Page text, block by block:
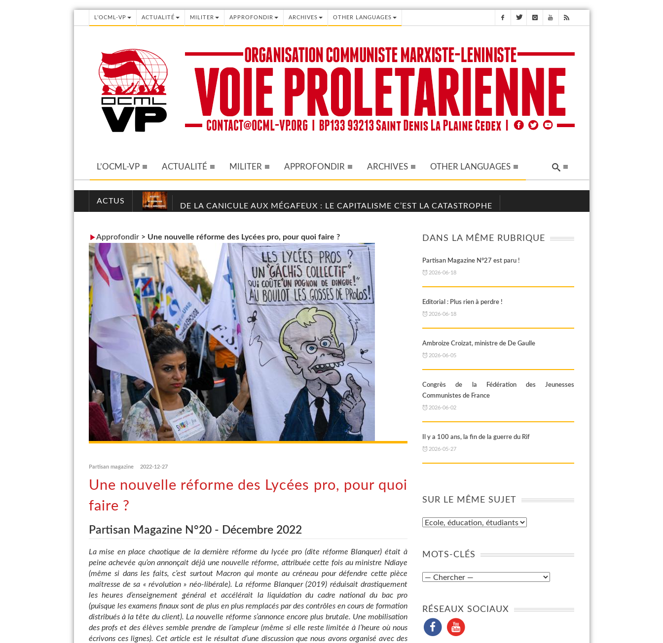
L’OCML-VP ACTUALITÉ MILITER APPROFONDIR ARCHIVES OTHER LANGUAGES
L’OCML-VP ACTUALITÉ MILITER APPROFONDIR ARCHIVES OTHER LANGUAGES
ACTUS
DE LA CANICULE AUX MÉGAFEUX : LE CAPITALISME C’EST LA CATASTROPHE
Approfondir> Une nouvelle réforme des Lycées pro, pour quoi faire ?
Partisan magazine 2022-12-27
Une nouvelle réforme des Lycées pro, pour quoi
faire ?
Partisan Magazine N°20 - Décembre 2022
La mise en place chaotique de la dernière réforme du lycée pro (dite réforme Blanquer) était à
peine achevée qu’on annonçait déjà une nouvelle réforme, attribuée cette fois au ministre Ndiaye
(même si dans les faits, c’est surtout Macron qui monte au créneau pour défendre cette pièce
maîtresse de sa « révolution » néo-libérale). La réforme Blanquer (2019) réduisait drastiquement
les heures d’enseignement général et accélérait la liquidation du cadre national du bac pro
(puisque les examens finaux sont de plus en plus remplacés par des contrôles en cours de formation
distribués à la tête du client). La nouvelle réforme s’annonce encore plus brutale. Une mobilisation
des profs et des élèves semble prendre de l’ampleur (même si elle reste limitée à l’heure où nous
écrivons ces lignes). Cet article est le résultat d’une discussion que nous avons organisé avec des
DANS LA MÊME RUBRIQUE
Partisan Magazine N°27 est paru !
2026-06-18
Editorial : Plus rien à perdre !
2026-06-18
Ambroize Croizat, ministre de De Gaulle
2026-06-05
Congrès de la Fédération des Jeunesses
Communistes de France
2026-06-02
Il y a 100 ans, la fin de la guerre du Rif
2026-05-27
SUR LE MÊME SUJET
MOTS-CLÉS
RÉSEAUX SOCIAUX